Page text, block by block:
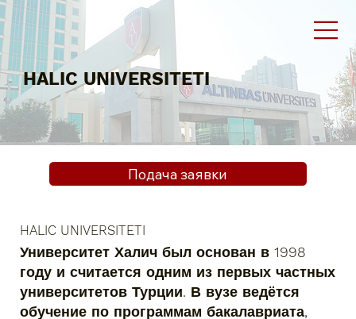
HALIC UNIVERSITETI
HALIC UNIVERSITETI
Университет Халич был основан в 1998
году и считается одним из первых частных
университетов Турции. В вузе ведётся
обучение по программам бакалавриата,
Подача заявки